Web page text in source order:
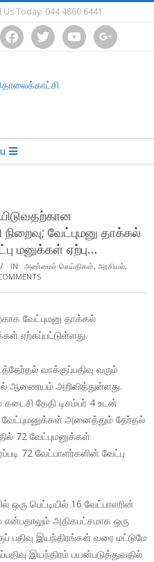
Today: 044 4860 6441
facebooktwitter youtube google
நிறைவு; வேட்புமனு தாக்கல்
மனுக்கள் ஏற்பு…
IN: அண்மைச் செய்திகள், அரசியல்,
வேட்புமனு தாக்கல்
ஏற்கப்பட்டுள்ளது.
வாக்குப்பதிவு வரும்
ஆணையம் அறிவித்துள்ளது.
தேதி டிசம்பர் 4 உடன்
வேட்புமனுக்கள் அனைத்தும் தேர்தல்
72 வேட்புமனுக்கள்
72 வேட்பாளர்களின் வேட்பு
ஒரு பெட்டியில் 16 வேட்பாளரின்
என்பதாலும் அதிகபட்சமாக ஒரு
பதிவு இயந்திரங்கள் வரை மட்டுமே
இயந்திரம் பயன்படுத்துவதில்